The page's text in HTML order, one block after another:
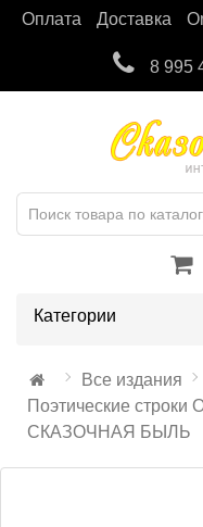
Оплата Доставка
8 995
Категории
Все издания
Поэтические строки
СКАЗОЧНАЯ БЫЛЬ